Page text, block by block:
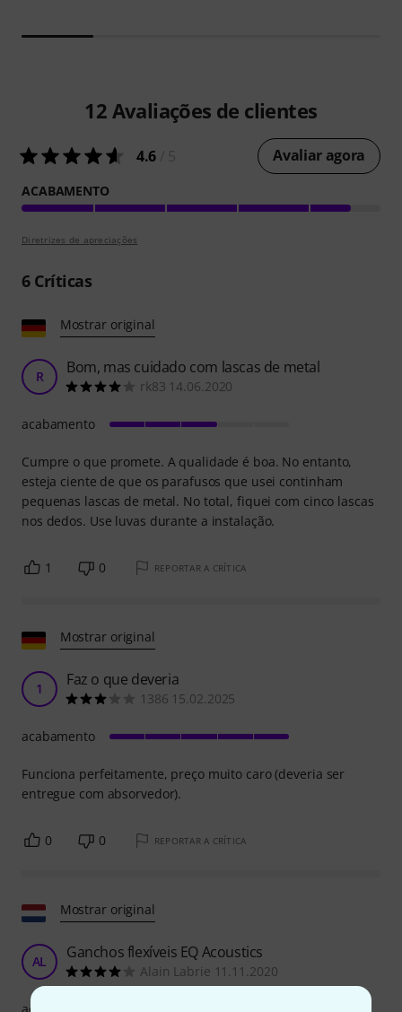
12 Avaliações de clientes
4.6 Avaliar agora
ACABAMENTO
Diretrizes de apreciações
6Críticas
Mostrar original
R Bom, mas cuidado com lascas de metal
rk83 14.06.2020
Cumpre o que promete. A qualidade é boa. No entanto,
esteja ciente de que os parafusos que usei continham
pequenas lascas de metal. No total, fiquei com cinco lascas
nos dedos. Use luvas durante a instalação.
acabamento
1 0 REPORTAR A CRÍTICA
Mostrar original
1 Faz o que deveria
1386 15.02.2025
Funciona perfeitamente, preço muito caro (deveria ser
entregue com absorvedor).
acabamento
0 0 REPORTAR A CRÍTICA
Mostrar original
AL Ganchos flexíveis EQ Acoustics
Alain Labrie 11.11.2020
acabamento